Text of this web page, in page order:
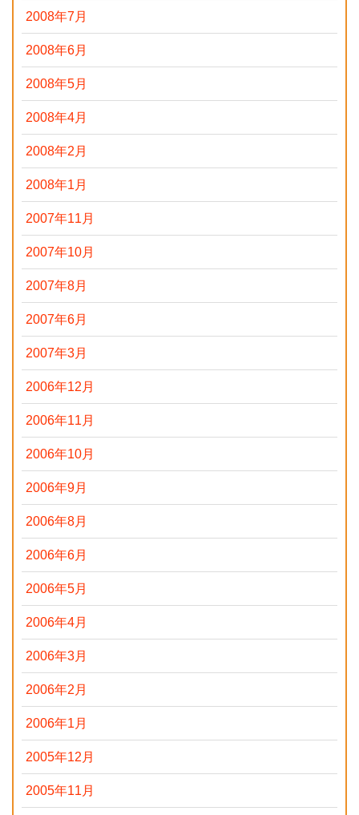
2008年7月
2008年6月
2008年5月
2008年4月
2008年2月
2008年1月
2007年11月
2007年10月
2007年8月
2007年6月
2007年3月
2006年12月
2006年11月
2006年10月
2006年9月
2006年8月
2006年6月
2006年5月
2006年4月
2006年3月
2006年2月
2006年1月
2005年12月
2005年11月